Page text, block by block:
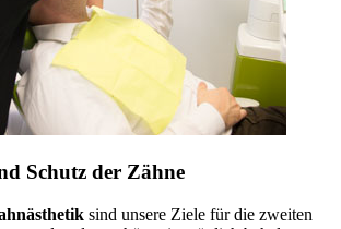
Schutz der Zähne
sind unsere Ziele für die zweiten